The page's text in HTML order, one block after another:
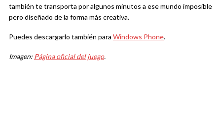
también te transporta por algunos minutos a ese mundo imposible
pero diseñado de la forma más creativa.
Puedes descargarlo también para Windows Phone.
Imagen: Página oficial del juego.